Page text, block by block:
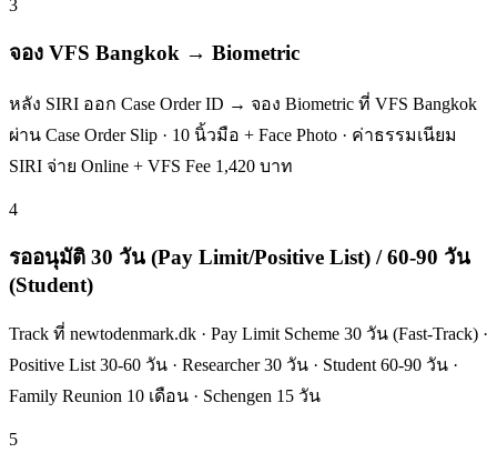
3
จอง VFS Bangkok → Biometric
หลัง SIRI ออก Case Order ID → จอง Biometric ที่ VFS Bangkok
ผ่าน Case Order Slip · 10 นิ้วมือ + Face Photo · ค่าธรรมเนียม
SIRI จ่าย Online + VFS Fee 1,420 บาท
4
รออนุมัติ 30 วัน (Pay Limit/Positive List) / 60-90 วัน
(Student)
Track ที่ newtodenmark.dk · Pay Limit Scheme 30 วัน (Fast-Track) ·
Positive List 30-60 วัน · Researcher 30 วัน · Student 60-90 วัน ·
Family Reunion 10 เดือน · Schengen 15 วัน
5